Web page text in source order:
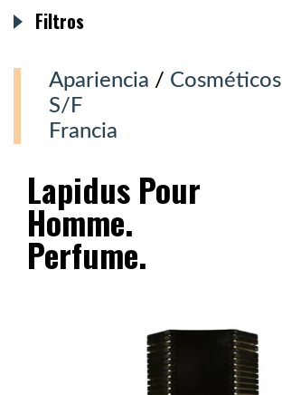
Apariencia / Cosméticos
S/F
Francia
Lapidus Pour
Homme.
Perfume.
Filtros